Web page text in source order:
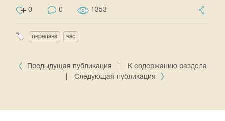
0 0 1353
передача час
Предыдущая публикация
К содержанию раздела
Следующая публикация